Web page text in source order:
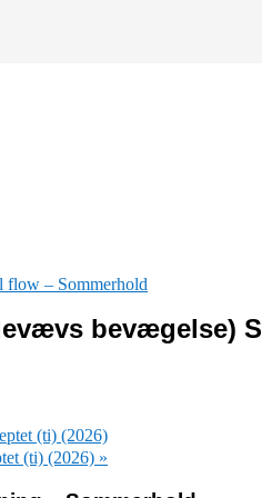
flow – Sommerhold
bevægelse)
(ti) (2026)
(ti) (2026) »